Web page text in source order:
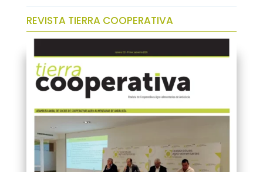
REVISTA TIERRA COOPERATIVA